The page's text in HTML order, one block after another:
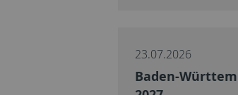
23.07.2026
Baden-